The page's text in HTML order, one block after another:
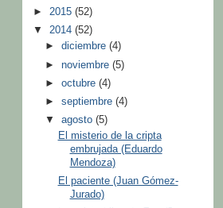
► 2015 (52)
▼ 2014 (52)
►diciembre(4)
►noviembre(5)
►octubre(4)
►septiembre(4)
▼agosto(5)
El misterio de la cripta
embrujada (Eduardo
Mendoza)
El paciente (Juan Gómez-
Jurado)